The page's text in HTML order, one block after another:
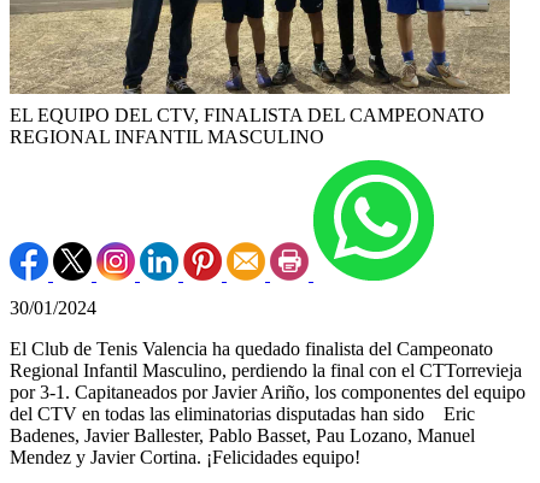
EL EQUIPO DEL CTV, FINALISTA DEL CAMPEONATO
REGIONAL INFANTIL MASCULINO
30/01/2024
El Club de Tenis Valencia ha quedado finalista del Campeonato
Regional Infantil Masculino, perdiendo la final con el CTTorrevieja
por 3-1. Capitaneados por Javier Ariño, los componentes del equipo
del CTV en todas las eliminatorias disputadas han sido Eric
Badenes, Javier Ballester, Pablo Basset, Pau Lozano, Manuel
Mendez y Javier Cortina. ¡Felicidades equipo!